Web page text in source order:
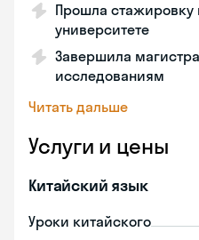
Прошла стажировку
университете
Завершила
исследованиям
Читать дальше
Услуги и цены
Китайский язык
Уроки китайского